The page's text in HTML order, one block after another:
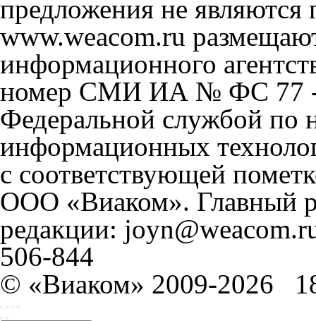
предложения не
www.weacom.ru
информационного
номер СМИ ИА № ФС 77 -
Федеральной службой по
информационных
с соответствующей
ООО «Виаком». Главный
редакции:
506-844
© «Виаком» 2009-2026